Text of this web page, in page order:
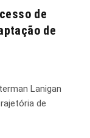
de
de
Lanigan
de